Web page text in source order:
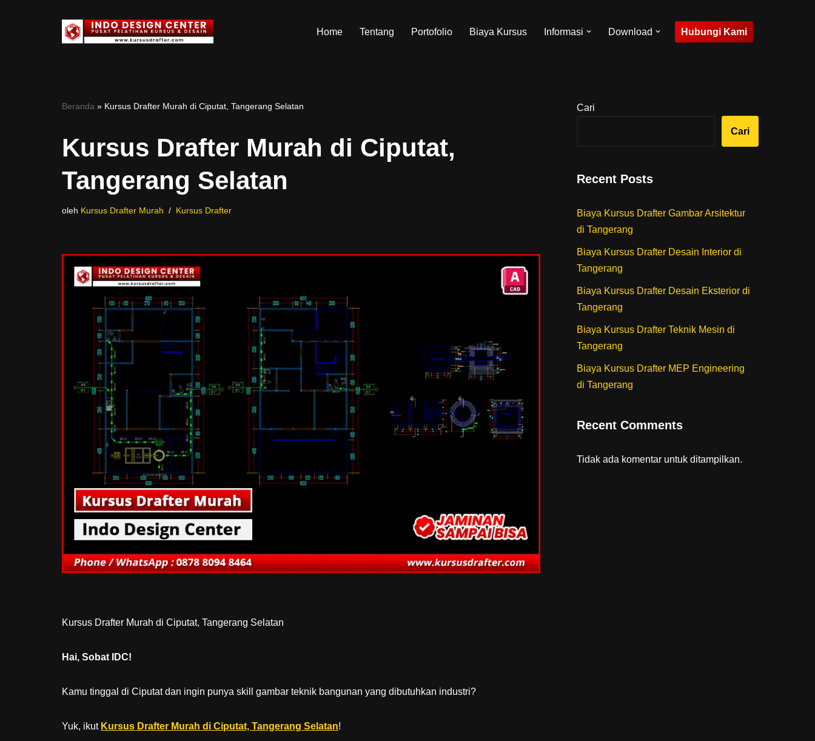
Home Tentang Portofolio Biaya Kursus Informasi Download Hubungi Kami
Beranda » Kursus Drafter Murah di Ciputat, Tangerang Selatan
Kursus Drafter Murah di Ciputat,
Tangerang Selatan
oleh Kursus Drafter Murah Kursus Drafter
Kursus Drafter Murah di Ciputat, Tangerang Selatan
Hai, Sobat IDC!
Kamu tinggal di Ciputat dan ingin punya skill gambar teknik bangunan yang dibutuhkan industri?
Yuk, ikut Kursus Drafter Murah di Ciputat, Tangerang Selatan!
Cari
Cari
Recent Posts
Biaya Kursus Drafter Gambar Arsitektur
di Tangerang
Biaya Kursus Drafter Desain Interior di
Tangerang
Biaya Kursus Drafter Desain Eksterior di
Tangerang
Biaya Kursus Drafter Teknik Mesin di
Tangerang
Biaya Kursus Drafter MEP Engineering
di Tangerang
Recent Comments
Tidak ada komentar untuk ditampilkan.